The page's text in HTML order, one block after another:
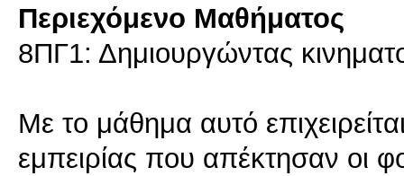
Περιεχόμενο Μαθήματος
8ΠΓ1: Δημιουργώντας
Με το μάθημα αυτό
εμπειρίας που απέκτησαν οι